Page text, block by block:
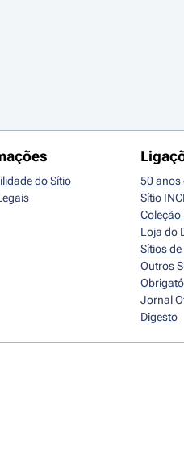
do Sítio
50 anos
Sítio
Loja do
Sítios
Outros
Jornal
Digesto